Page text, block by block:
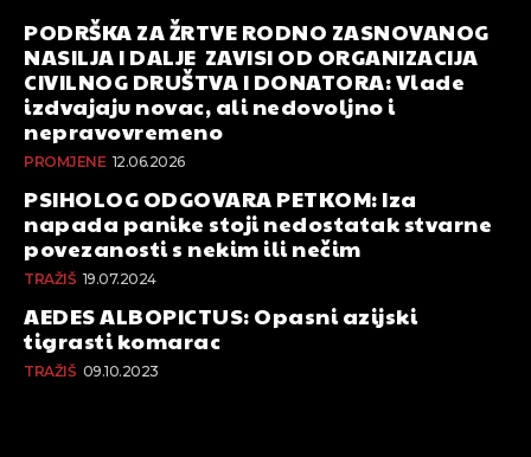
PODRŠKA ZA ŽRTVE RODNO ZASNOVANOG
NASILJA I DALJE ZAVISI OD ORGANIZACIJA
CIVILNOG DRUŠTVA I DONATORA: Vlade
izdvajaju novac, ali nedovoljno i
nepravovremeno
PROMJENE 12.06.2026
PSIHOLOG ODGOVARA PETKOM: Iza
napada panike stoji nedostatak stvarne
povezanosti s nekim ili nečim
TRAŽIŠ 19.07.2024
AEDES ALBOPICTUS: Opasni azijski
tigrasti komarac
TRAŽIŠ 09.10.2023